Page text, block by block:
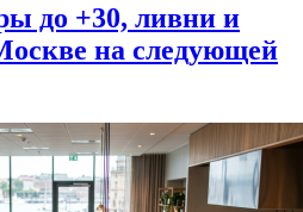
до +30, ливни и
на следующей